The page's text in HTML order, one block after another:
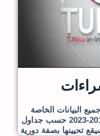
البيانات الخاصة
بالشراءات المنجزة للفترة 2018-2023 حسب جداول
تحيينها بصفة دورية